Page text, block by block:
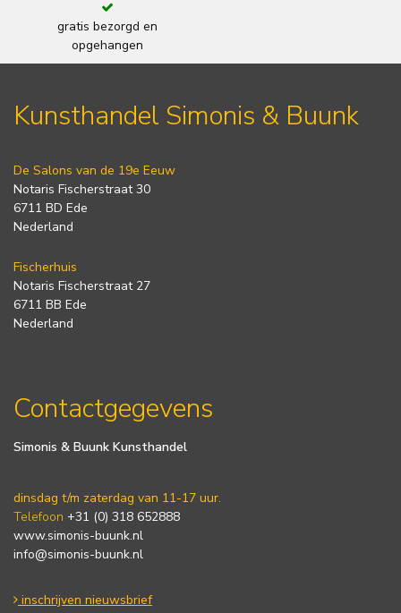
gratis bezorgd en
opgehangen
Kunsthandel Simonis & Buunk
De Salons van de 19e Eeuw
Notaris Fischerstraat 30
6711 BD Ede
Nederland
Fischerhuis
Notaris Fischerstraat 27
6711 BB Ede
Nederland
Contactgegevens
Simonis & Buunk Kunsthandel
dinsdag t/m zaterdag van 11-17 uur.
Telefoon +31 (0) 318 652888
www.simonis-buunk.nl
info@simonis-buunk.nl
inschrijven nieuwsbrief